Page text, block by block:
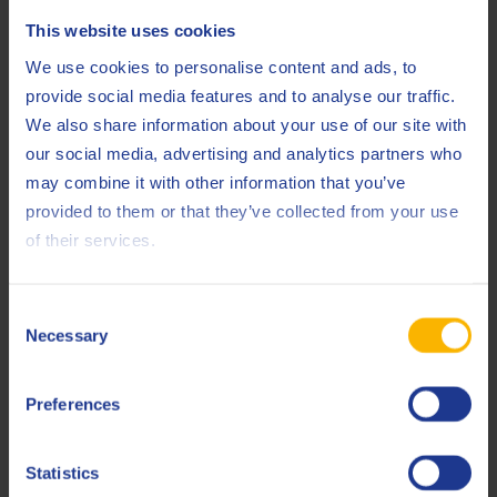
This website uses cookies
We use cookies to personalise content and ads, to
provide social media features and to analyse our traffic.
We also share information about your use of our site with
our social media, advertising and analytics partners who
may combine it with other information that you’ve
provided to them or that they’ve collected from your use
of their services.
Selection
Necessary
Preferences
Statistics
JASO DH-2
Liebherr LH-00-ENG LA
Liebherr LH-00-ENG3A LA
MAN
MAN
MB